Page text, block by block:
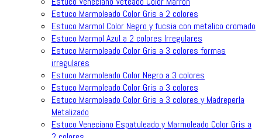
Estuco Marmoleado Color Gris a 2 colores
Estuco Marmol Color Negro y fucsia con metalico cromado
Estuco Marmol Azul a 2 colores Irregulares
Estuco Marmoleado Color Gris a 3 colores formas
irregulares
Estuco Marmoleado Color Negro a 3 colores
Estuco Marmoleado Color Gris a 3 colores
Estuco Marmoleado Color Gris a 3 colores y Madreperla
Metalizado
Estuco Veneciano Espatuleado y Marmoleado Color Gris a